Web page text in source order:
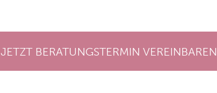
JETZT BERATUNGSTERMIN VEREINBAREN